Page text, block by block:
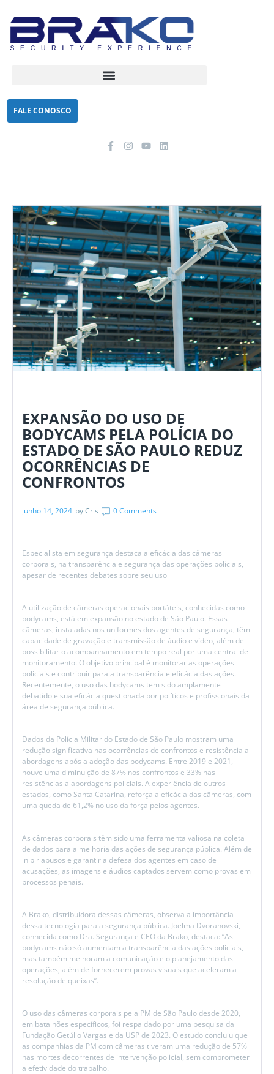
FALE CONOSCO
EXPANSÃO DO USO DE
BODYCAMS PELA POLÍCIA DO
ESTADO DE SÃO PAULO REDUZ
OCORRÊNCIAS DE
CONFRONTOS
junho 14, 2024 byCris 0 Comments
Especialista em segurança destaca a eficácia das câmeras
corporais, na transparência e segurança das operações policiais,
apesar de recentes debates sobre seu uso
A utilização de câmeras operacionais portáteis, conhecidas como
bodycams, está em expansão no estado de São Paulo. Essas
câmeras, instaladas nos uniformes dos agentes de segurança, têm
capacidade de gravação e transmissão de áudio e vídeo, além de
possibilitar o acompanhamento em tempo real por uma central de
monitoramento. O objetivo principal é monitorar as operações
policiais e contribuir para a transparência e eficácia das ações.
Recentemente, o uso das bodycams tem sido amplamente
debatido e sua eficácia questionada por políticos e profissionais da
área de segurança pública.
Dados da Polícia Militar do Estado de São Paulo mostram uma
redução significativa nas ocorrências de confrontos e resistência a
abordagens após a adoção das bodycams. Entre 2019 e 2021,
houve uma diminuição de 87% nos confrontos e 33% nas
resistências a abordagens policiais. A experiência de outros
estados, como Santa Catarina, reforça a eficácia das câmeras, com
uma queda de 61,2% no uso da força pelos agentes.
As câmeras corporais têm sido uma ferramenta valiosa na coleta
de dados para a melhoria das ações de segurança pública. Além de
inibir abusos e garantir a defesa dos agentes em caso de
acusações, as imagens e áudios captados servem como provas em
processos penais.
A Brako, distribuidora dessas câmeras, observa a importância
dessa tecnologia para a segurança pública. Joelma Dvoranovski,
conhecida como Dra. Segurança e CEO da Brako, destaca: “As
bodycams não só aumentam a transparência das ações policiais,
mas também melhoram a comunicação e o planejamento das
operações, além de fornecerem provas visuais que aceleram a
resolução de queixas”.
O uso das câmeras corporais pela PM de São Paulo desde 2020,
em batalhões específicos, foi respaldado por uma pesquisa da
Fundação Getúlio Vargas e da USP de 2023. O estudo concluiu que
as companhias da PM com câmeras tiveram uma redução de 57%
nas mortes decorrentes de intervenção policial, sem comprometer
a efetividade do trabalho.